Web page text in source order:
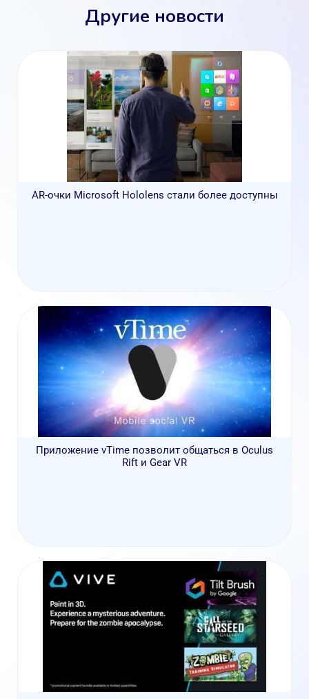
Другие новости
AR-очки Microsoft Hololens стали более доступны
Приложение vTime позволит общаться в Oculus
Rift и Gear VR